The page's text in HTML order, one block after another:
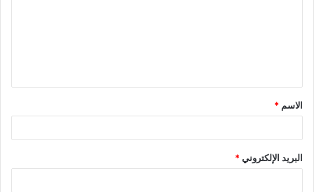
الاسم *
البريد الإلكتروني*